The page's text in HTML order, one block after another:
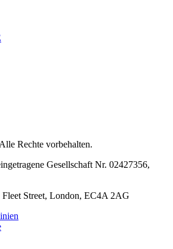
Rechte vorbehalten.
Gesellschaft Nr. 02427356,
Fleet Street, London, EC4A 2AG